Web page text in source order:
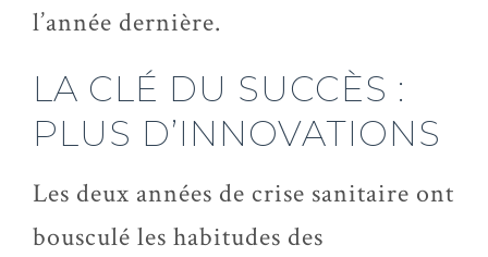
l’année dernière.
LA CLÉ DU SUCCÈS :
PLUS D’INNOVATIONS
Les deux années de crise sanitaire ont
bousculé les habitudes des